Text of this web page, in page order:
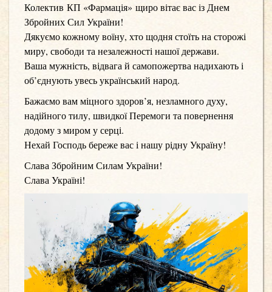
Колектив КП «Фармація» щиро вітає вас із Днем
Збройних Сил України!
Дякуємо кожному воїну, хто щодня стоїть на сторожі
миру, свободи та незалежності нашої держави.
Ваша мужність, відвага й самопожертва надихають і
об’єднують увесь український народ.
Бажаємо вам міцного здоров’я, незламного духу,
надійного тилу, швидкої Перемоги та повернення
додому з миром у серці.
Нехай Господь береже вас і нашу рідну Україну!
Слава Збройним Силам України!
Слава Україні!